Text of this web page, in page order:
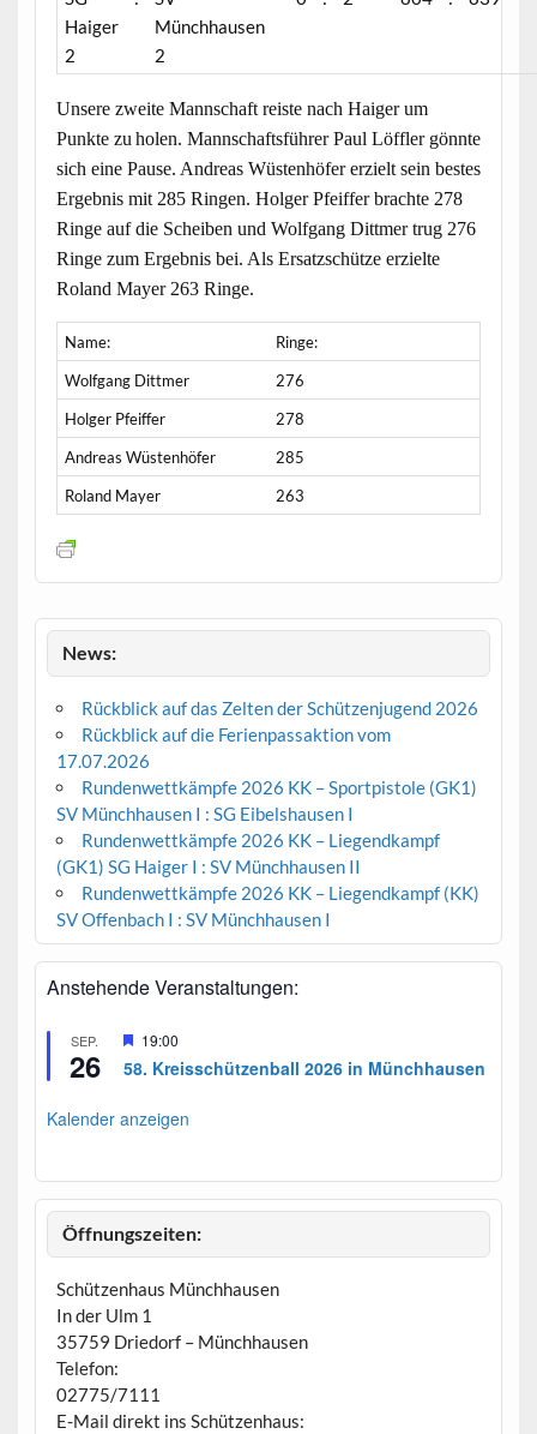
Haiger
2
Münchhausen
2
Unsere zweite Mannschaft reiste nach Haiger um
Punkte zu holen. Mannschaftsführer Paul Löffler gönnte
sich eine Pause. Andreas Wüstenhöfer erzielt sein bestes
Ergebnis mit 285 Ringen. Holger Pfeiffer brachte 278
Ringe auf die Scheiben und Wolfgang Dittmer trug 276
Ringe zum Ergebnis bei. Als Ersatzschütze erzielte
Roland Mayer 263 Ringe.
Name:
Ringe:
Wolfgang Dittmer
276
Holger Pfeiffer
278
Andreas Wüstenhöfer
285
Roland Mayer
263
News:
Rückblick auf das Zelten der Schützenjugend 2026
Rückblick auf die Ferienpassaktion vom
17.07.2026
Rundenwettkämpfe 2026 KK – Sportpistole (GK1)
SV Münchhausen I : SG Eibelshausen I
Rundenwettkämpfe 2026 KK – Liegendkampf
(GK1) SG Haiger I : SV Münchhausen II
Rundenwettkämpfe 2026 KK – Liegendkampf (KK)
SV Offenbach I : SV Münchhausen I
Anstehende Veranstaltungen:
SEP.
26
H
r
o
o
b
19:00
58. Kreisschützenball 2026 in Münchhausen
Kalender anzeigen
Öffnungszeiten:
Schützenhaus Münchhausen
In der Ulm 1
35759 Driedorf – Münchhausen
Telefon:
02775/7111
E-Mail direkt ins Schützenhaus: